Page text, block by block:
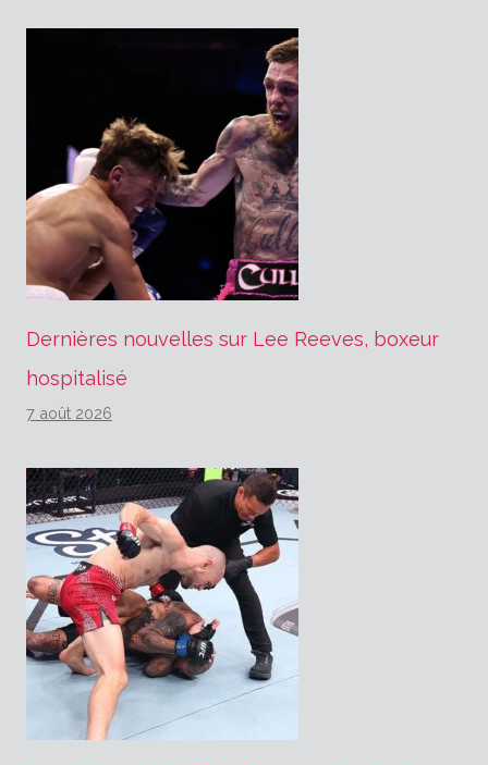
Dernières nouvelles sur Lee Reeves, boxeur
hospitalisé
7 août 2026